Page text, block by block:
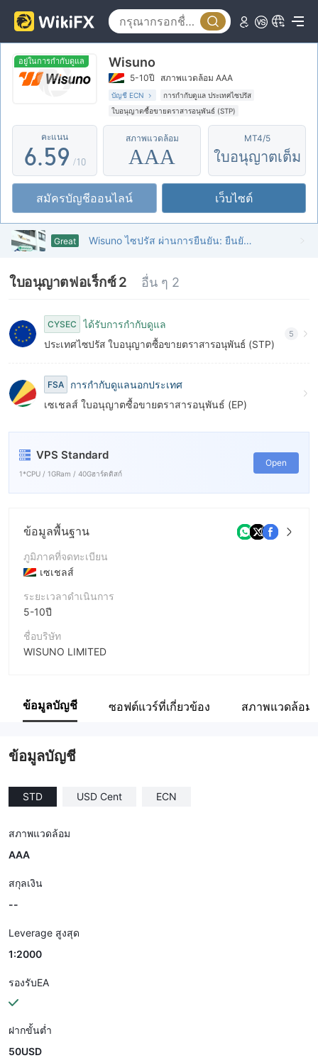
อยู่ในการกำกับดูแล Wisuno
5-10ปี สภาพแวดล้อม AAA
บัญชี ECN
การกำกับดูแล ประเทศไซปรัส
ใบอนุญาตซื้อขายตราสารอนุพันธ์ (STP)
ใบอนุญาต MT4 แบบเต็ม
ธุรกิจทั่วโลก
การกำกับดูแลในต่างประเทศ
คะแนน
1
2
3
5
6
7
8
9
.
0
1
2
4
5
6
7
8
9
4
5
6
8
9 /10
สภาพแวดล้อม
AAA
MT4/5
ใบอนุญาตเต็ม
สมัครบัญชีออนไลน์ เว็บไซต์
Great Wisuno ไซปรัส ผ่านการยืนยัน: ยืนยันสำนักงานปฏิบัติการแล้ว
ใบอนุญาตฟอเร็กซ์ 2 อื่น ๆ 2
CYSEC ได้รับการกำกับดูแล
ประเทศไซปรัส ใบอนุญาตซื้อขายตราสารอนุพันธ์ (STP)
5
FSA
การกำกับดูแลนอกประเทศ
เซเชลส์ ใบอนุญาตซื้อขายตราสารอนุพันธ์ (EP)
VPS Standard
1*CPU / 1GRam / 40Gฮาร์ดดิสก์
Open
ข้อมูลพื้นฐาน
ภูมิภาคที่จดทะเบียน
เซเชลส์
ระยะเวลาดำเนินการ
5-10ปี
ชื่อบริษัท
WISUNO LIMITED
พนักงานบริษัท
ข้อมูลบัญชี ซอฟต์แวร์ที่เกี่ยวข้อง สภาพแวดล้อม
ข้อมูลบัญชี
STD USD Cent ECN
สภาพแวดล้อม
AAA
สกุลเงิน
--
Leverage สูงสุด
1:2000
รองรับEA
ฝากขั้นต่ำ
50USD